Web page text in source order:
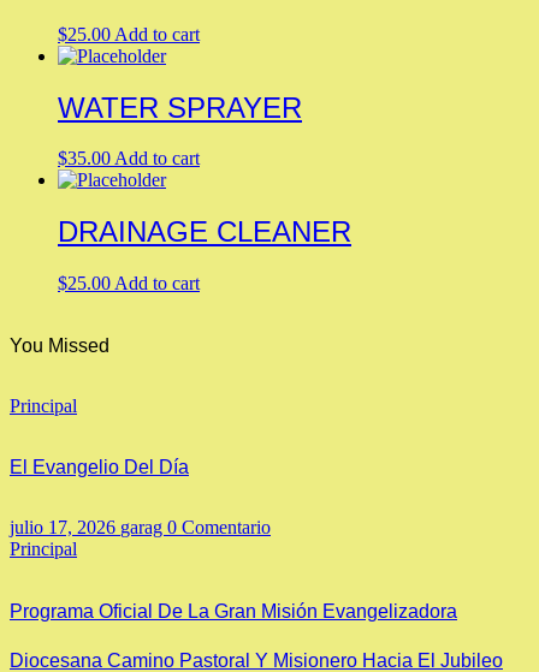
$25.00 Add to cart
WATER SPRAYER
$35.00Add to cart
DRAINAGE CLEANER
$25.00 Add to cart
You Missed
Principal
El Evangelio Del Día
julio 17, 2026 garag 0 Comentario
Principal
Programa Oficial De La Gran Misión Evangelizadora
Diocesana Camino Pastoral Y Misionero Hacia El Jubileo